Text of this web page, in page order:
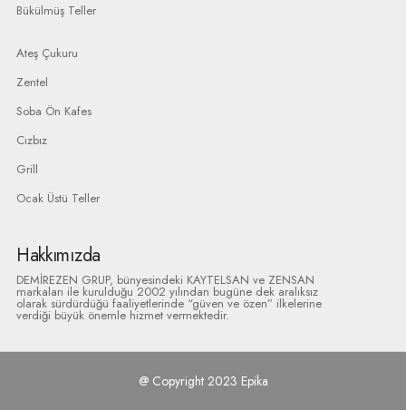
Bükülmüş Teller
Ateş Çukuru
Zentel
Soba Ön Kafes
Cızbız
Grill
Ocak Üstü Teller
Hakkımızda
DEMİREZEN GRUP, bünyesindeki KAYTELSAN ve ZENSAN
markaları ile kurulduğu 2002 yılından bugüne dek aralıksız
olarak sürdürdüğü faaliyetlerinde “güven ve özen” ilkelerine
verdiği büyük önemle hizmet vermektedir.
@ Copyright 2023 Epika